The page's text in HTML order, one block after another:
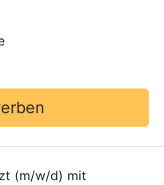
(m/w/d) mit